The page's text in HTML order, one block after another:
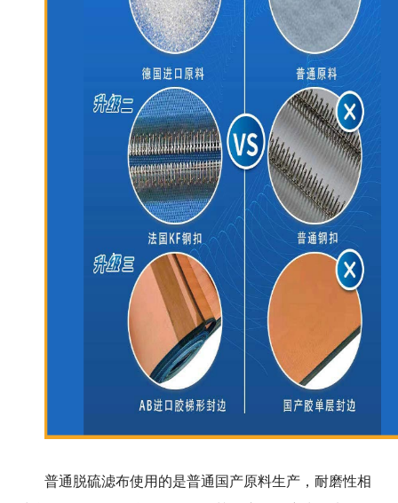
普通脱硫滤布使用的是普通国产原料生产，耐磨性相